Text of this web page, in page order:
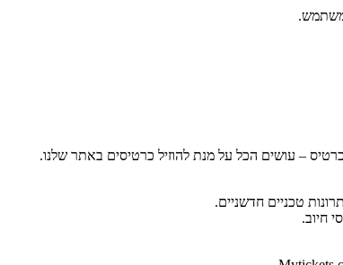
– עושים הכל על מנת להוזיל כרטיסים באתר שלנו.
חיוב.